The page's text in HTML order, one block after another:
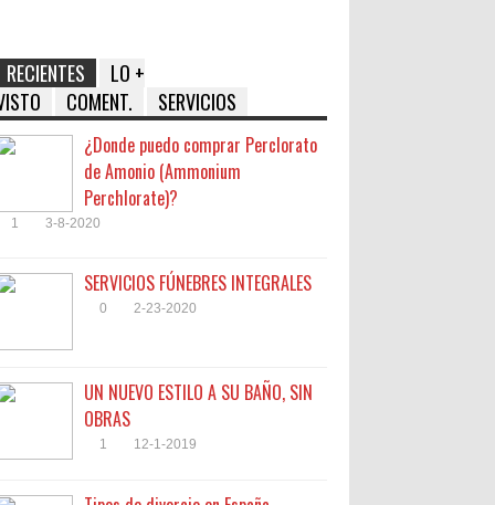
RECIENTES
LO +
COMENT. SERVICIOS
¿Donde puedo comprar Perclorato
de Amonio (Ammonium
Perchlorate)?
1 3-8-2020
SERVICIOS FÚNEBRES INTEGRALES
0 2-23-2020
UN NUEVO ESTILO A SU BAÑO, SIN
OBRAS
1 12-1-2019